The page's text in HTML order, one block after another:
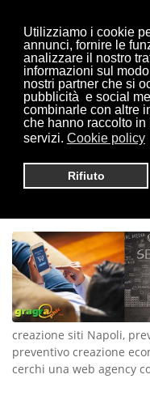
Utilizziamo i cookie
annunci, fornire le
analizzare il nostro
informazioni sul
nostri partner che si
pubblicità e social
combinarle con altre
che hanno raccolto
servizi. Cookie policy
Rifiuto
Sei qui:Home
TEL. 0321
creazione siti Napoli,
preventivo creazione
cerchi una web agency